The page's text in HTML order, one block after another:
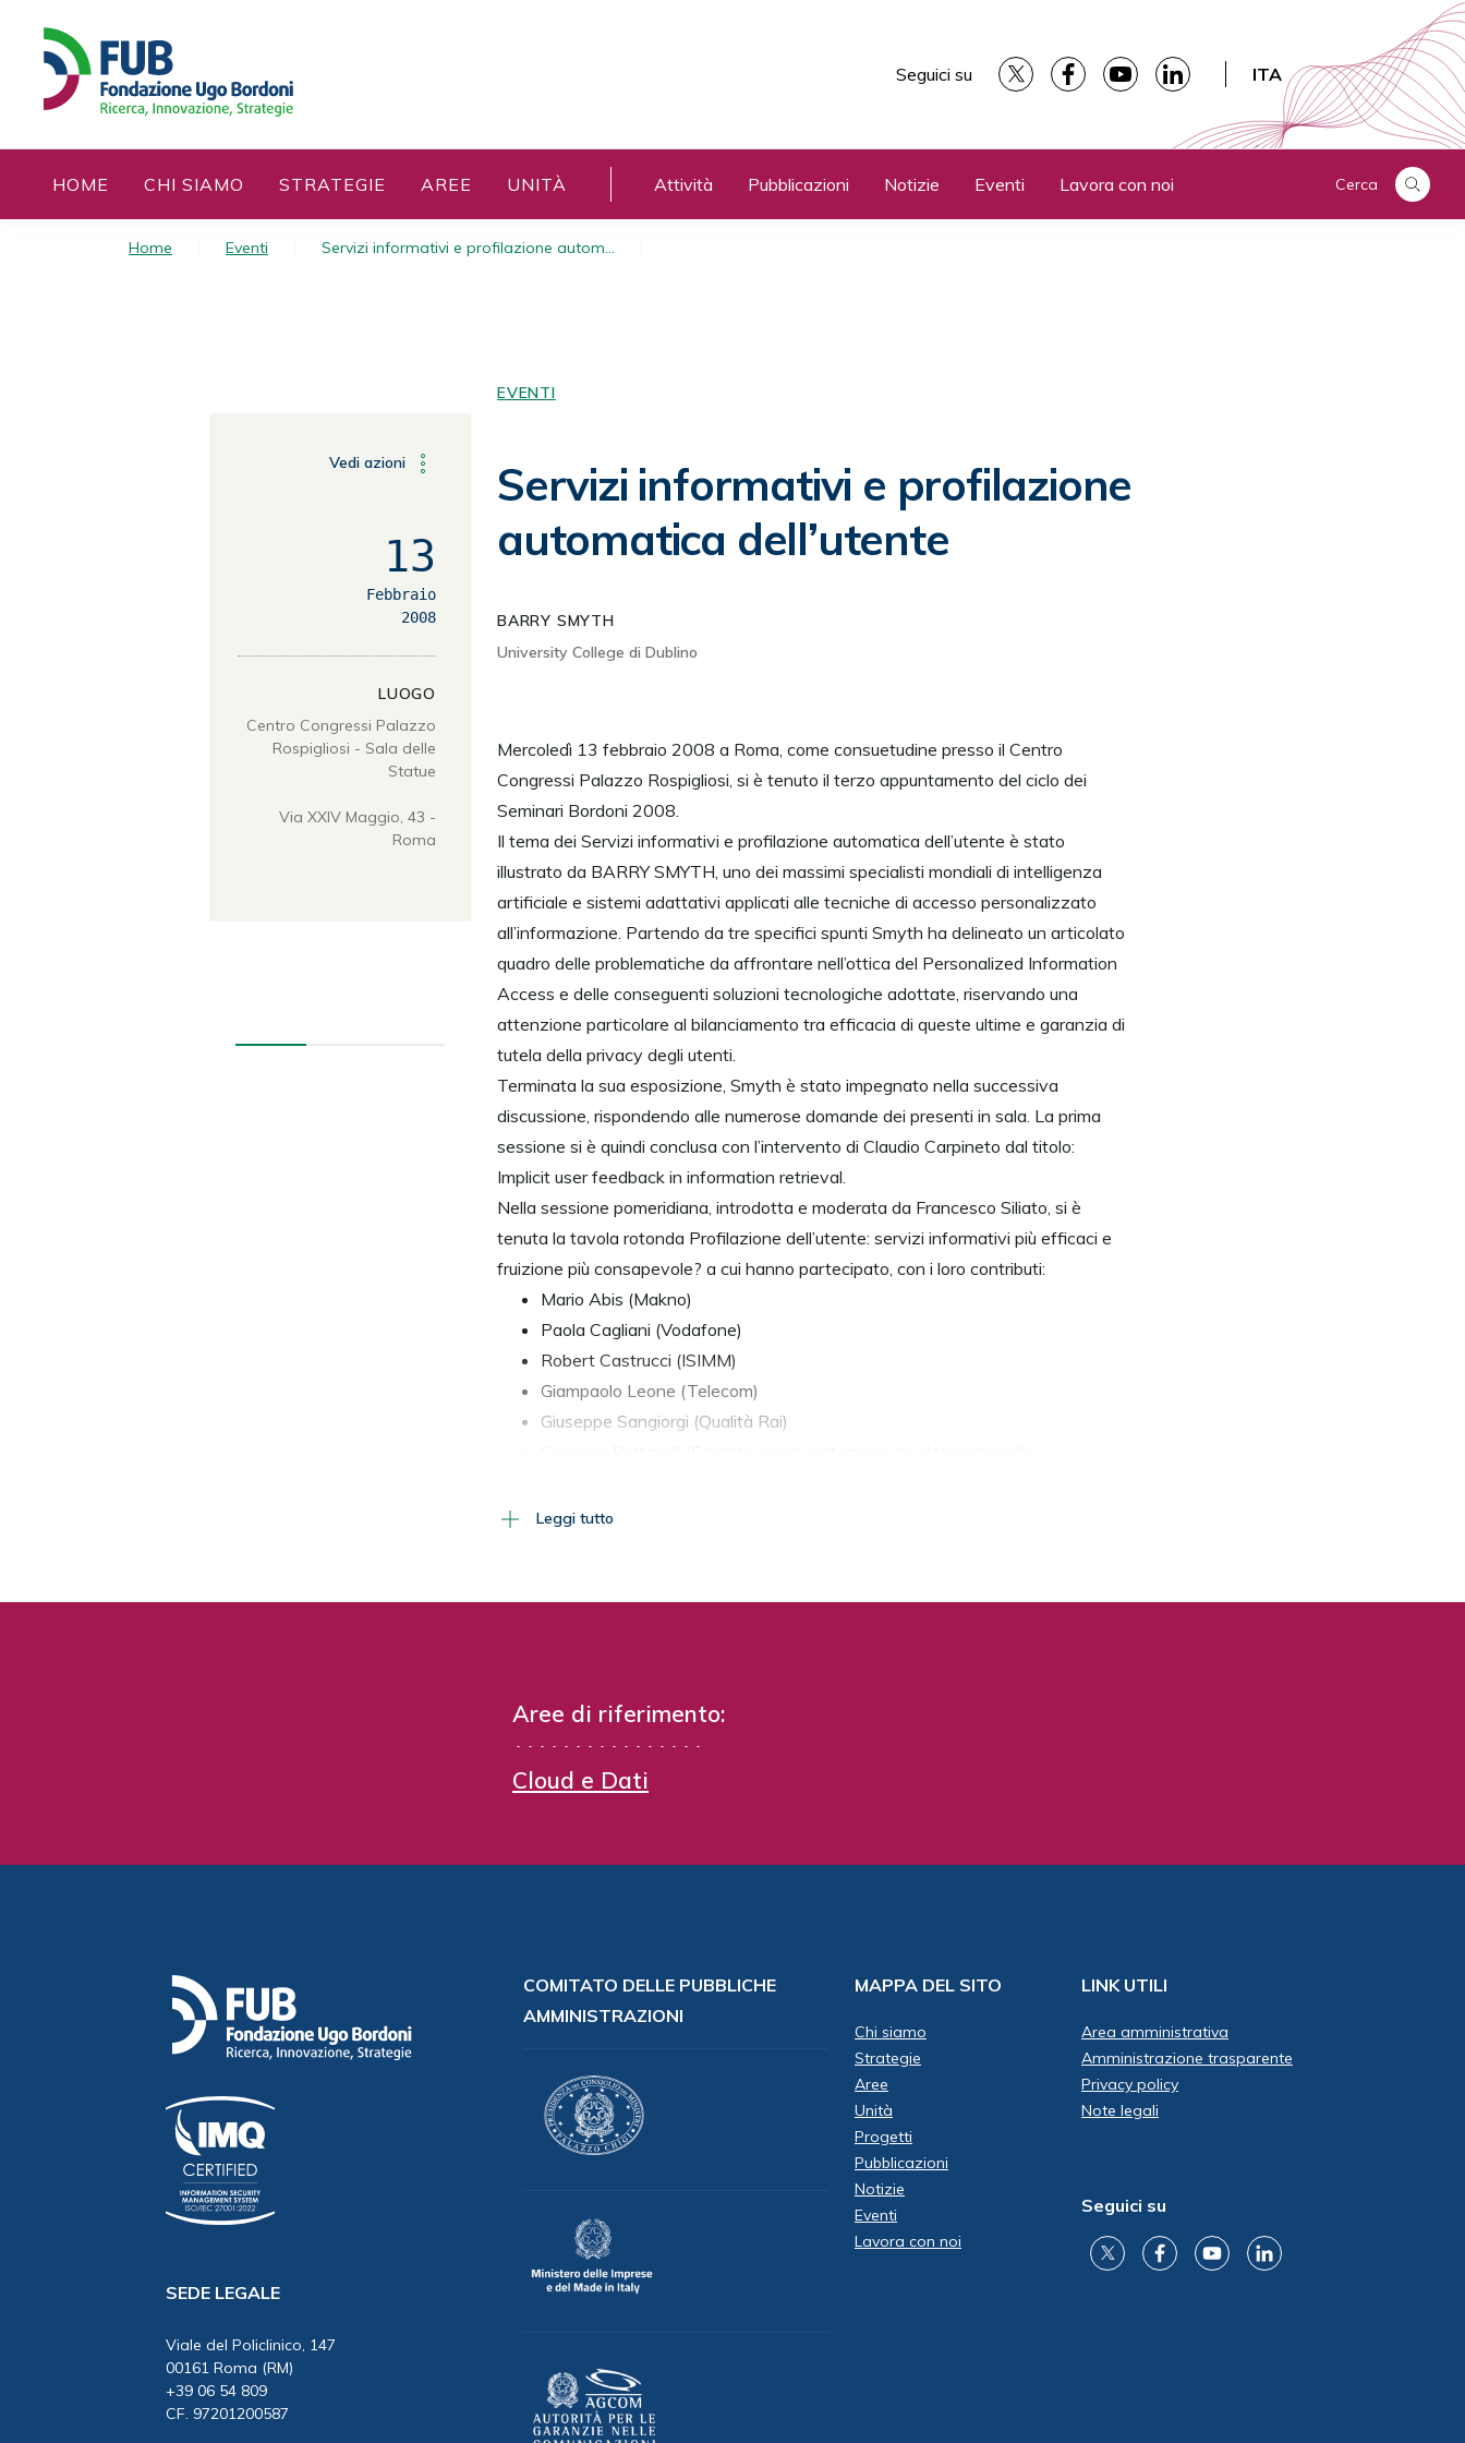
o
n
Seguici su ITA
HOME CHI SIAMO STRATEGIE AREE UNITÀ Attività Pubblicazioni Notizie Eventi Lavora con noi Cerca
Home Eventi Servizi informativi e profilazione autom…
EVENTI
Servizi informativi e profilazione
automatica dell’utente
BARRY SMYTH
University College di Dublino
Vedi azioni
13
Febbraio
2008
LUOGO
Centro Congressi Palazzo
Rospigliosi - Sala delle
Statue
Via XXIV Maggio, 43 -
Roma
Mercoledì 13 febbraio 2008 a Roma, come consuetudine presso il Centro
Congressi Palazzo Rospigliosi, si è tenuto il terzo appuntamento del ciclo dei
Seminari Bordoni 2008.
Il tema dei Servizi informativi e profilazione automatica dell’utente è stato
illustrato da BARRY SMYTH, uno dei massimi specialisti mondiali di intelligenza
artificiale e sistemi adattativi applicati alle tecniche di accesso personalizzato
all’informazione. Partendo da tre specifici spunti Smyth ha delineato un articolato
quadro delle problematiche da affrontare nell’ottica del Personalized Information
Access e delle conseguenti soluzioni tecnologiche adottate, riservando una
attenzione particolare al bilanciamento tra efficacia di queste ultime e garanzia di
tutela della privacy degli utenti.
Terminata la sua esposizione, Smyth è stato impegnato nella successiva
discussione, rispondendo alle numerose domande dei presenti in sala. La prima
sessione si è quindi conclusa con l’intervento di Claudio Carpineto dal titolo:
Implicit user feedback in information retrieval.
Nella sessione pomeridiana, introdotta e moderata da Francesco Siliato, si è
tenuta la tavola rotonda Profilazione dell’utente: servizi informativi più efficaci e
fruizione più consapevole? a cui hanno partecipato, con i loro contributi:
Mario Abis (Makno)
Paola Cagliani (Vodafone)
Robert Castrucci (ISIMM)
Giampaolo Leone (Telecom)
Giuseppe Sangiorgi (Qualità Rai)
Leggi tutto
Aree di riferimento:
Cloud e Dati
SEDE LEGALE
Viale del Policlinico, 147
00161 Roma (RM)
+39 06 54 809
CF. 97201200587
COMITATO DELLE PUBBLICHE
AMMINISTRAZIONI
MAPPA DEL SITO
Chi siamo
Strategie
Aree
Unità
Progetti
Pubblicazioni
Notizie
Eventi
Lavora con noi
LINK UTILI
Area amministrativa
Amministrazione trasparente
Privacy policy
Note legali
Seguici su